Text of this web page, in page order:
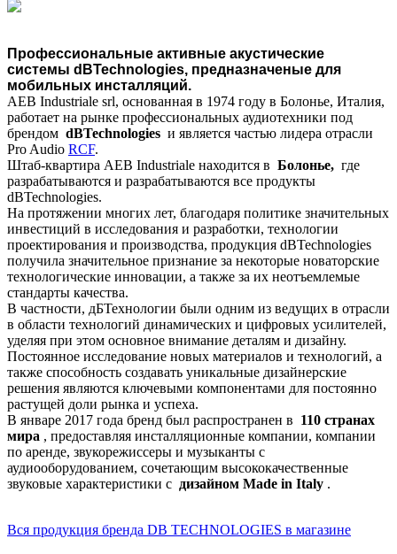
Профессиональные активные акустические
системы dBTechnologies, предназначеные для
мобильных инсталляций.
AEB Industriale srl, основанная в 1974 году в Болонье, Италия,
работает на рынке профессиональных аудиотехники под
брендом dBTechnologies и является частью лидера отрасли
Pro Audio RCF.
Штаб-квартира AEB Industriale находится в Болонье, где
разрабатываются и разрабатываются все продукты
dBTechnologies.
На протяжении многих лет, благодаря политике значительных
инвестиций в исследования и разработки, технологии
проектирования и производства, продукция dBTechnologies
получила значительное признание за некоторые новаторские
технологические инновации, а также за их неотъемлемые
стандарты качества.
В частности, дБТехнологии были одним из ведущих в отрасли
в области технологий динамических и цифровых усилителей,
уделяя при этом основное внимание деталям и дизайну.
Постоянное исследование новых материалов и технологий, а
также способность создавать уникальные дизайнерские
решения являются ключевыми компонентами для постоянно
растущей доли рынка и успеха.
В январе 2017 года бренд был распространен в 110 странах
мира , предоставляя инсталляционные компании, компании
по аренде, звукорежиссеры и музыканты с
аудиооборудованием, сочетающим высококачественные
звуковые характеристики с дизайном Made in Italy .
Вся продукция бренда DB TECHNOLOGIES в магазине